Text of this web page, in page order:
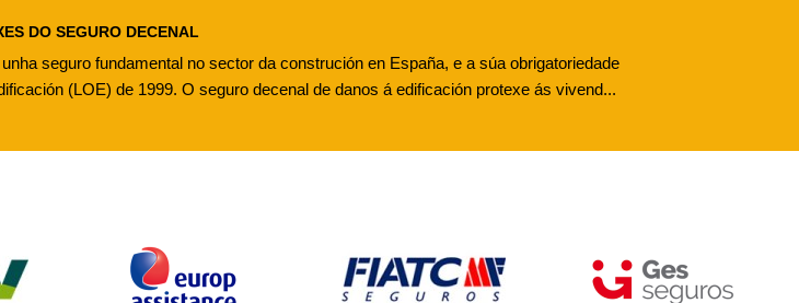
DO SEGURO DECENAL
seguro fundamental no sector da construción en España, e a súa obrigatoriedade
(LOE) de 1999. O seguro decenal de danos á edificación protexe ás vivend...